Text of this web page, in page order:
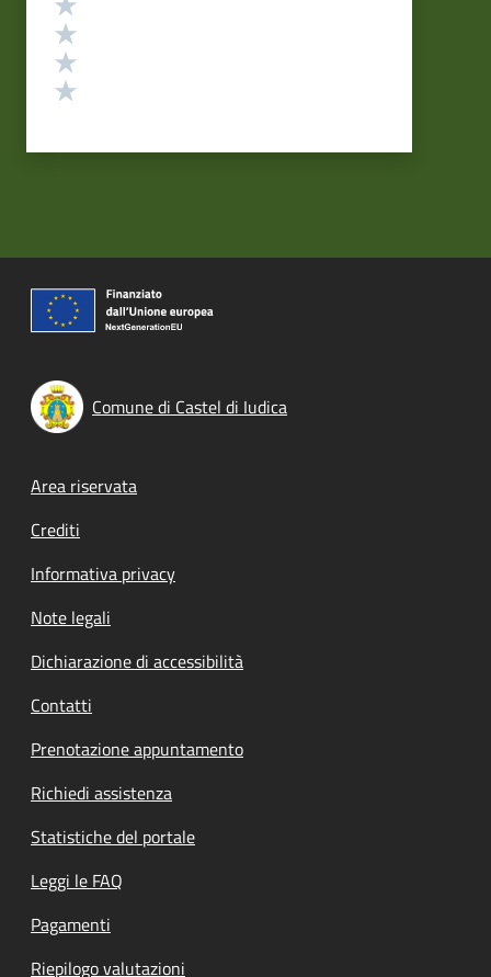
Comune di Castel di Iudica
Footer menu
Area riservata
Crediti
Informativa privacy
Note legali
Dichiarazione di accessibilità
Contatti
Prenotazione appuntamento
Richiedi assistenza
Statistiche del portale
Leggi le FAQ
Pagamenti
Riepilogo valutazioni